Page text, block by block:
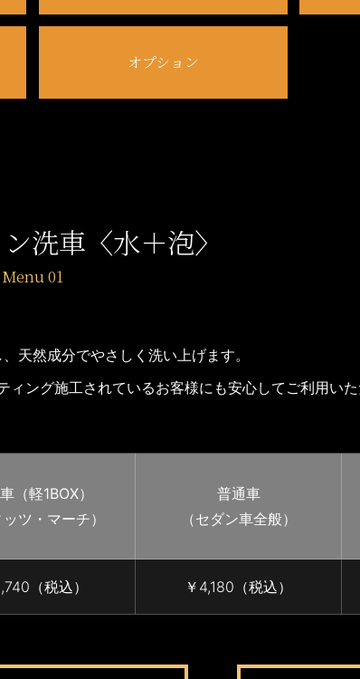
オプション
洗車 〈水＋泡〉
天然成分でやさしく洗い上げます。
ング施工されているお客様にも安心してご利用いた
（軽1BOX）
ッツ・マーチ）
普通車
（セダン車全般）
（税込） ￥4,180（税込）